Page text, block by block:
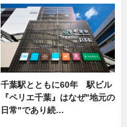
千葉駅とともに60年 駅ビル
『ペリエ千葉』はなぜ"地元の
日常"であり続…